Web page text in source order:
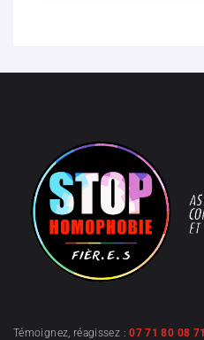
Témoignez, réagissez :07 71 80 08 71